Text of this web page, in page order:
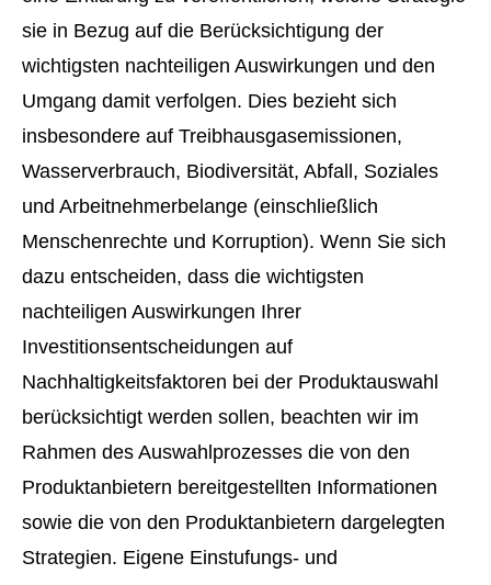
sie in Bezug auf die Berücksichtigung der
wichtigsten nachteiligen Auswirkungen und den
Umgang damit verfolgen. Dies bezieht sich
insbesondere auf Treibhausgasemissionen,
Wasserverbrauch, Biodiversität, Abfall, Soziales
und Arbeitnehmerbelange (einschließlich
Menschenrechte und Korruption). Wenn Sie sich
dazu entscheiden, dass die wichtigsten
nachteiligen Auswirkungen Ihrer
Investitionsentscheidungen auf
Nachhaltigkeitsfaktoren bei der Produktauswahl
berücksichtigt werden sollen, beachten wir im
Rahmen des Auswahlprozesses die von den
Produktanbietern bereitgestellten Informationen
sowie die von den Produktanbietern dargelegten
Strategien. Eigene Einstufungs- und